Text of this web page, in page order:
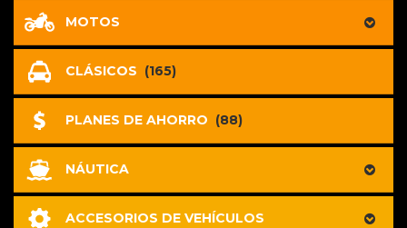
MOTOS
CLÁSICOS (165)
PLANES DE AHORRO (88)
NÁUTICA
ACCESORIOS DE VEHÍCULOS